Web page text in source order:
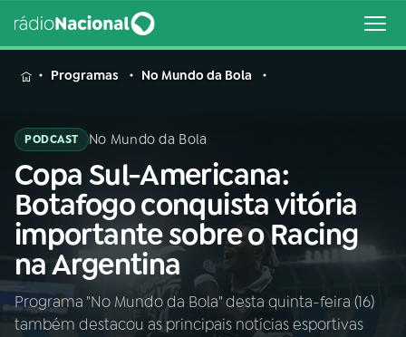
MENU
Buscar
na
Rádio
Nacional
Buscar
AO VIVO
01 INÍCIO
Programas No Mundo da Bola
PODCAST No Mundo da Bola
Copa Sul-Americana:
Botafogo conquista vitória
importante sobre o Racing
na Argentina
Programa "No Mundo da Bola" desta quinta-feira (16)
também destacou as principais notícias esportivas